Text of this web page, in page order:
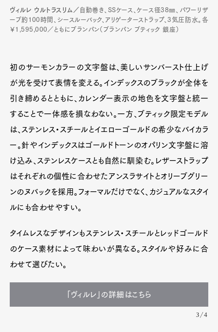
ヴィルレ ウルトラスリム／ 自動巻き、SSケース、ケース径38㎜、パワーリザ
ーブ約100時間、シースルーバック、アリゲーターストラップ、3気圧防水。各
￥1,595,000／ともにブランパン（ブランパン ブティック 銀座）
初のサーモンカラーの文字盤は、美しいサンバースト仕上げ
が光を受けて表情を変える。インデックスのブラックが全体を
引き締めるとともに、カレンダー表示の地色を文字盤と統一
することで一体感を損なわない。一方、ブティック限定モデル
は、ステンレス・スチールとイエローゴールドの希少なバイカラ
ー。針やインデックスはゴールドトーンのオパリン文字盤に溶
け込み、ステンレスケースとも自然に馴染む。レザーストラップ
はそれぞれの個性に合わせたアンスラサイトとオリーブグリー
ンのヌバックを採用。フォーマルだけでなく、カジュアルなスタイ
ルにも合わせやすい。
タイムレスなデザインもステンレス・スチールとレッドゴールド
のケース素材によって味わいが異なる。スタイルや好みに合
わせて選びたい。
「ヴィルレ」の詳細はこちら
3/4